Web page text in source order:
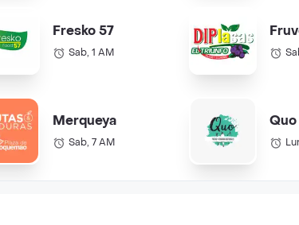
Fresko 57
Sab, 1 AM
Merqueya
Sab, 7 AM